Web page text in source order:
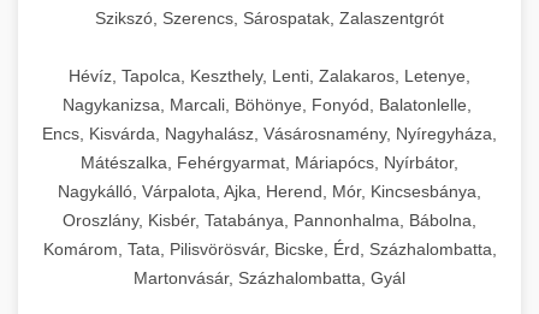
Szikszó, Szerencs, Sárospatak, Zalaszentgrót
Hévíz, Tapolca, Keszthely, Lenti, Zalakaros, Letenye,
Nagykanizsa, Marcali, Böhönye, Fonyód, Balatonlelle,
Encs, Kisvárda, Nagyhalász, Vásárosnamény, Nyíregyháza,
Mátészalka, Fehérgyarmat, Máriapócs, Nyírbátor,
Nagykálló, Várpalota, Ajka, Herend, Mór, Kincsesbánya,
Oroszlány, Kisbér, Tatabánya, Pannonhalma, Bábolna,
Komárom, Tata, Pilisvörösvár, Bicske, Érd, Százhalombatta,
Martonvásár, Százhalombatta, Gyál